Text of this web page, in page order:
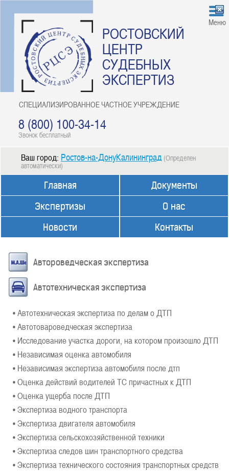
РОСТОВСКИЙ
ЦЕНТР
СУДЕБНЫХ
ЭКСПЕРТИЗ
СПЕЦИАЛИЗИРОВАННОЕ ЧАСТНОЕ УЧРЕЖДЕНИЕ
8 (800) 100-34-14
Звонок бесплатный
Меню
Ваш город: Ростов-на-ДонуКалининград (Определен
автоматически)
Главная
Экспертизы
Новости
Документы
О нас
Контакты
Автороведческая экспертиза
Автотехническая экспертиза
• Автотехническая экспертиза по делам о ДТП
• Автотовароведческая экспертиза
• Исследование участка дороги, на котором произошло ДТП
• Независимая оценка автомобиля
• Независимая экспертиза автомобиля после дтп
• Оценка действий водителей ТС причастных к ДТП
• Оценка ущерба после ДТП
• Экспертиза водного транспорта
• Экспертиза двигателя автомобиля
• Экспертиза сельскохозяйственной техники
• Экспертиза следов шин транспортного средства
• Экспертиза технического состояния транспортных средств